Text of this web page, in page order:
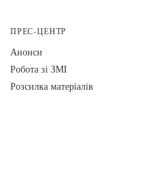
ПРЕС-ЦЕНТР
Анонси
Робота зі ЗМІ
Розсилка матеріалів